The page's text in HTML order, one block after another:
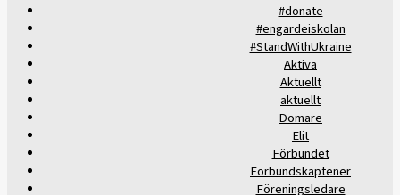
#donate
#engardeiskolan
#StandWithUkraine
Aktiva
Aktuellt
aktuellt
Domare
Elit
Förbundet
Förbundskaptener
Föreningsledare